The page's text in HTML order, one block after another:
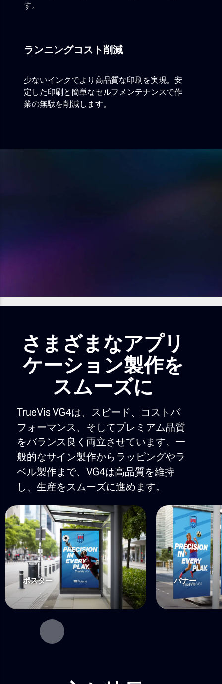
す。
ランニングコスト削減
少ないインクでより高品質な印刷を実現。安
定した印刷と簡単なセルフメンテナンスで作
業の無駄を削減します。
短縮
洗練された画質と進化したカット機能、そしてス
マートな操作性を実現。より少ない時間と労力
で、高品質なグラフィック製作を可能にします。
さまざまなアプリ
ケーション製作を
スムーズに
TrueVis VG4は、スピード、コストパ
フォーマンス、そしてプレミアム品質
をバランス良く両立させています。一
般的なサイン製作からラッピングやラ
ベル製作まで、VG4は高品質を維持
し、生産をスムーズに進めます。
ポスター バナー
Next